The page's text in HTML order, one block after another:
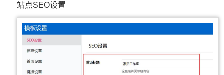
站点SEO设置